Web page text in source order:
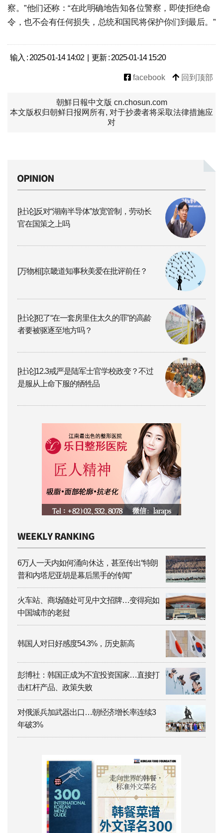
察。”他们还称：“在此明确地告知各位警察，即使拒绝命
令，也不会有任何损失，总统和国民将保护你们到最后。”
输入 : 2025-01-14 14:02 | 更新 : 2025-01-14 15:20
facebook 回到顶部
朝鮮日報中文版 cn.chosun.com
本文版权归朝鲜日报网所有, 对于抄袭者将采取法律措施应
对
[社论]反对“湖南半导体”放宽管制，劳动长
官在国策之上吗
[万物相]京畿道知事秋美爱在批评前任？
[社论]犯了“在一套房里住太久的罪”的高龄
者要被驱逐至地方吗？
[社论]12.3戒严是陆军士官学校政变？不过
是服从上命下服的牺牲品
6万人一天内如何涌向休达，甚至传出“特朗
普和内塔尼亚胡是幕后黑手的传闻”
火车站、商场随处可见中文招牌…变得宛如
中国城市的老挝
韩国人对日好感度54.3%，历史新高
彭博社：韩国正成为不宜投资国家…直接打
击杠杆产品、政策失败
对俄派兵加武器出口…朝经济增长率连续3
年破3%